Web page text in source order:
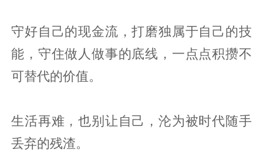
守好自己的现金流，打磨独属于自己的技
能，守住做人做事的底线，一点点积攒不
可替代的价值。
生活再难，也别让自己，沦为被时代随手
丢弃的残渣。